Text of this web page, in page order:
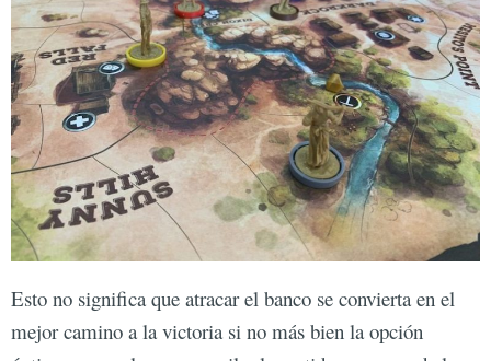
Esto no significa que atracar el banco se convierta en el
mejor camino a la victoria si no más bien la opción